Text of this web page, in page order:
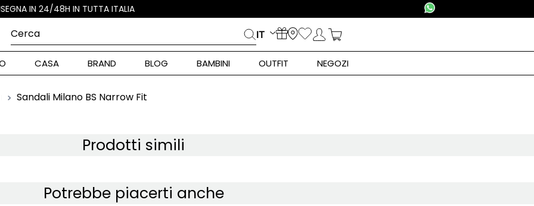
Cerca
IT
CASA BRAND BLOG BAMBINI OUTFIT NEGOZI
Sandali Milano BS Narrow Fit
Prodotti simili
Potrebbe piacerti anche
FREQUENTI
Lauren